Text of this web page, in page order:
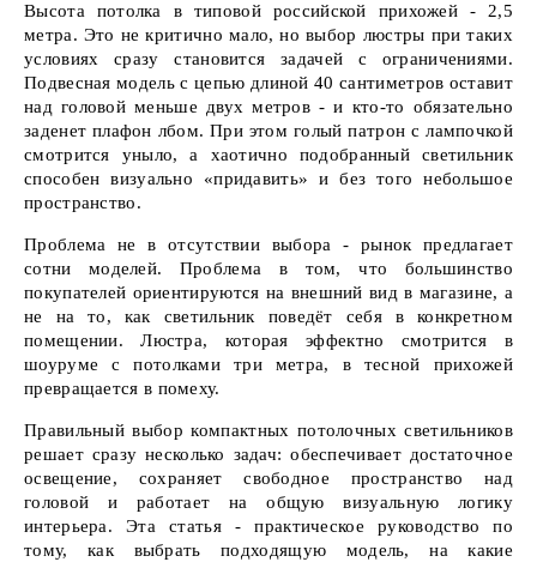
Высота потолка в типовой российской прихожей - 2,5
метра. Это не критично мало, но выбор люстры при таких
условиях сразу становится задачей с ограничениями.
Подвесная модель с цепью длиной 40 сантиметров оставит
над головой меньше двух метров - и кто-то обязательно
заденет плафон лбом. При этом голый патрон с лампочкой
смотрится уныло, а хаотично подобранный светильник
способен визуально «придавить» и без того небольшое
пространство.
Проблема не в отсутствии выбора - рынок предлагает
сотни моделей. Проблема в том, что большинство
покупателей ориентируются на внешний вид в магазине, а
не на то, как светильник поведёт себя в конкретном
помещении. Люстра, которая эффектно смотрится в
шоуруме с потолками три метра, в тесной прихожей
превращается в помеху.
Правильный выбор компактных потолочных светильников
решает сразу несколько задач: обеспечивает достаточное
освещение, сохраняет свободное пространство над
головой и работает на общую визуальную логику
интерьера. Эта статья - практическое руководство по
тому, как выбрать подходящую модель, на какие